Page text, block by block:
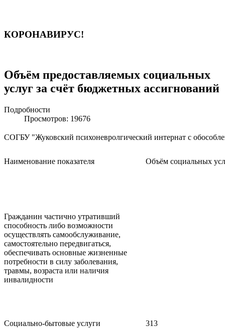
КОРОНАВИРУС!
Объём предоставляемых социальных
услуг за счёт бюджетных ассигнований
Подробности
Просмотров: 19676
СОГБУ "Жуковский психоневролгический интернат с
Наименование показателя Объём социальных
Гражданин частично утративший
способность либо возможности
осуществлять самообслуживание,
самостоятельно передвигаться,
обеспечивать основные жизненные
потребности в силу заболевания,
травмы, возраста или наличия
инвалидности
Социально-бытовые услуги 313